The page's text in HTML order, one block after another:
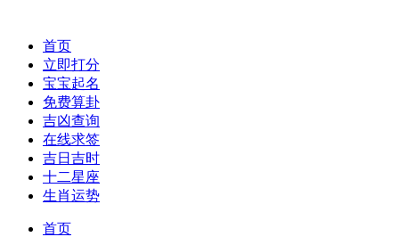
首页
立即打分
宝宝起名
免费算卦
吉凶查询
在线求签
吉日吉时
十二星座
生肖运势
首页